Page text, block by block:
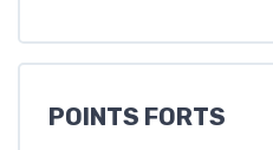
POINTS FORTS